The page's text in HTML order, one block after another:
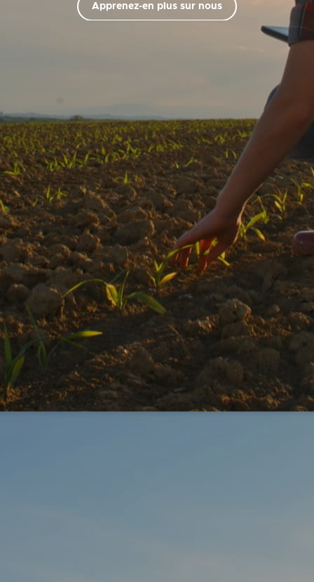
Apprenez-en plus sur nous